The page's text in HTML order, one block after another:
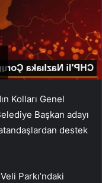
Kolları Genel
Başkan adayı
destek
Parkı’ndaki